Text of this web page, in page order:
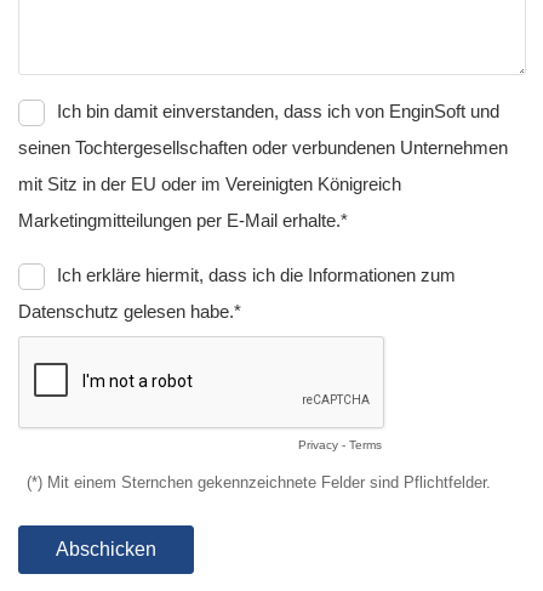
Ich bin damit einverstanden, dass ich von EnginSoft und
seinen Tochtergesellschaften oder verbundenen Unternehmen
mit Sitz in der EU oder im Vereinigten Königreich
Marketingmitteilungen per E-Mail erhalte.*
Ich erkläre hiermit, dass ich die Informationen zum
Datenschutz gelesen habe.*
Privacy- Terms
(*) Mit einem Sternchen gekennzeichnete Felder sind Pflichtfelder.